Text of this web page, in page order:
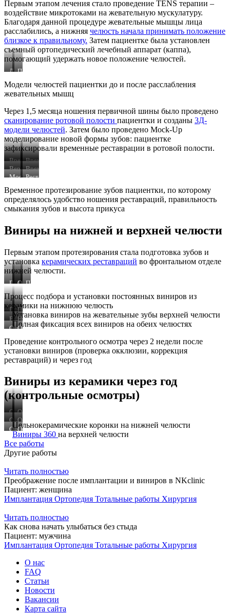
Первым этапом лечения стало проведение TENS терапии –
воздействие микротоками на жевательную мускулатуру.
Благодаря данной процедуре жевательные мышцы лица
расслабились, а нижняя челюсть начала принимать положение
близкое к правильному. Затем пациентке была установлен
съемный ортопедический лечебный аппарат (каппа),
помогающий удержать новое положение челюстей.
ДоПосле
Модели челюстей пациентки до и после расслабления
жевательных мышц
Через 1,5 месяца ношения первичной шины было проведено
сканирование ротовой полости пациентки и созданы 3Д-
модели челюстей. Затем было проведено Mock-Up
моделирование новой формы зубов: пациентке
зафиксировали временные реставрации в ротовой полости.
Временные
зубные
коронки
Временные
виниры
360
Верхняя
челюсть
с
временными
реставрациями
Временные
реставрации
нижней
челюсти
Mock-
моделирование
новой
формы
Реставрации,
которым
определяется
удобство
Временное протезирование зубов пациентки, по которому
определялось удобство ношения реставраций, правильность
смыкания зубов и высота прикуса
Виниры на нижней и верхней челюсти
Первым этапом протезирования стала подготовка зубов и
установка керамических реставраций во фронтальном отделе
нижней челюсти.
Подбор
цвета
виниров
360
Маркировка
зубов
для
снятия
временных
реставраций
Обточка
передних
нижних
резцов
под
цельнокерамические
Постоянное
передних
нижних
зубов
Процесс подбора и установки постоянных виниров из
керамики на нижнюю челюсть
Примерка
реставраций
на
челюстей
Процесс
фиксации
Установка виниров на жевательные зубы верхней челюсти
Верхняя
челюсть
Нижняя
челюсть
Полная фиксация всех виниров на обеих челюстях
Осмотр
2
недели
Осмотр
год
Проведение контрольного осмотра через 2 недели после
установки виниров (проверка окклюзии, коррекция
реставраций) и через год
Виниры из керамики через год
(контрольные осмотры)
Осмотр
через
2
недели
после
установки
Осмотр
через
год
после
постоянного
протезирования
Осмотр
через
2
недели
Осмотр
через
год
Цельнокерамические коронки на нижней челюсти
Осмотр
реставраций
через
2
Осмотр
коронок
через
год
Виниры 360 на верхней челюсти
Все работы
Другие работы
Читать полностью
Преображение после имплантации и виниров в NKclinic
Пациент: женщина
Имплантация Ортопедия Тотальные работы Хирургия
Читать полностью
Как снова начать улыбаться без стыда
Пациент: мужчина
Имплантация Ортопедия Тотальные работы Хирургия
О нас
FAQ
Статьи
Новости
Вакансии
Карта сайта